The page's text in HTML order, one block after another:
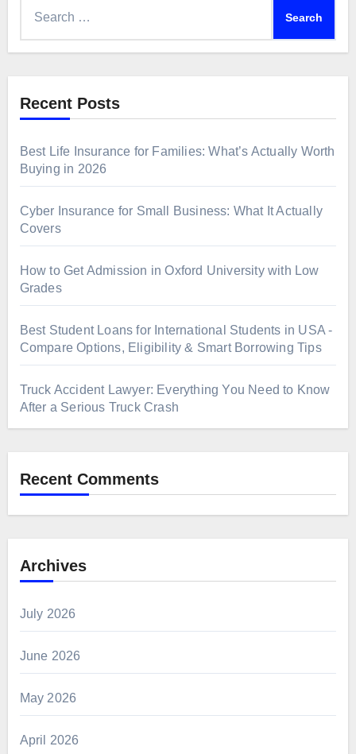
Recent Posts
Best Life Insurance for Families: What’s Actually Worth
Buying in 2026
Cyber Insurance for Small Business: What It Actually
Covers
How to Get Admission in Oxford University with Low
Grades
Best Student Loans for International Students in USA -
Compare Options, Eligibility & Smart Borrowing Tips
Truck Accident Lawyer: Everything You Need to Know
After a Serious Truck Crash
Recent Comments
Archives
July 2026
June 2026
May 2026
April 2026